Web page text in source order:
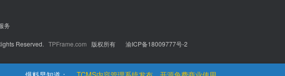
务
Reserved. TPFrame.com 版权所有 渝ICP备18009777号-2